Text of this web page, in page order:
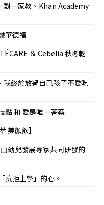
對一家教、Khan Academy
華德福
＆ Cebelia 秋冬乾
終於放過自己孩子不愛吃
點 和 愛是唯一答案
美顏飲】
幼兒發展專家共同研發的
抗拒上學」的心。